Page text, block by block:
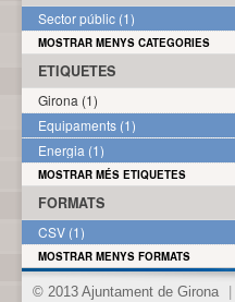
Sector públic (1)
MOSTRAR MENYS CATEGORIES
ETIQUETES
Girona (1)
Equipaments (1)
Energia (1)
MOSTRAR MÉS ETIQUETES
FORMATS
CSV (1)
MOSTRAR MENYS FORMATS
© 2013 Ajuntament de Girona